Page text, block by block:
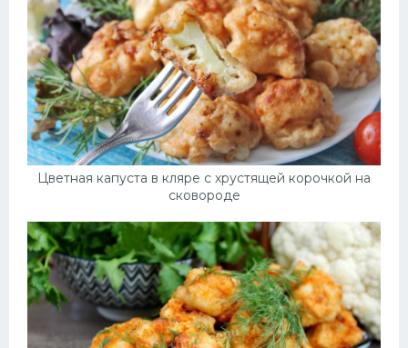
Цветная капуста в кляре с хрустящей корочкой на
сковороде